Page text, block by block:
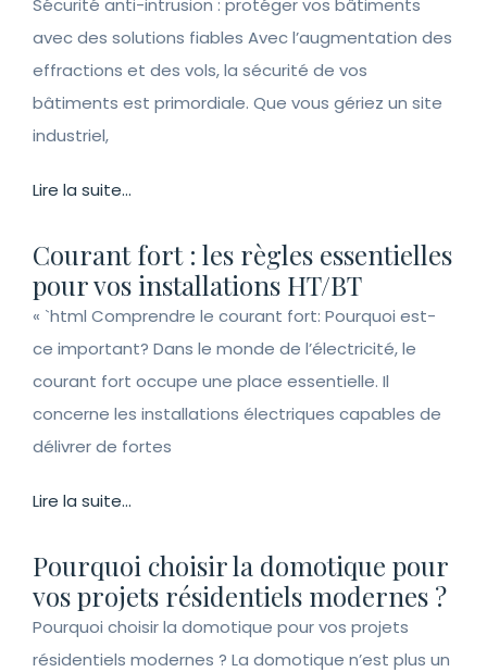
Sécurité anti-intrusion : protéger vos bâtiments
avec des solutions fiables Avec l’augmentation des
effractions et des vols, la sécurité de vos
bâtiments est primordiale. Que vous gériez un site
industriel,
Lire la suite...
Courant fort : les règles essentielles
pour vos installations HT/BT
« `html Comprendre le courant fort: Pourquoi est-
ce important? Dans le monde de l’électricité, le
courant fort occupe une place essentielle. Il
concerne les installations électriques capables de
délivrer de fortes
Lire la suite...
Pourquoi choisir la domotique pour
vos projets résidentiels modernes ?
Pourquoi choisir la domotique pour vos projets
résidentiels modernes ? La domotique n’est plus un